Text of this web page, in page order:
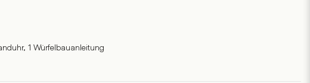
1 Würfelbauanleitung